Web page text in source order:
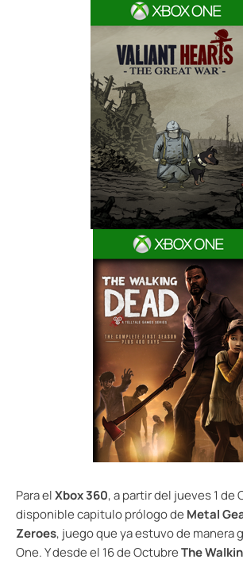
Para elXbox 360, a partir del jueves 1 de
disponible capitulo prólogo de Metal
Zeroes, juego que ya estuvo de manera
One. Y desde el 16 de OctubreThe